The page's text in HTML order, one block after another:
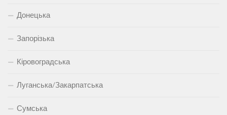
Донецька
Запорізька
Кіровоградська
Луганська/Закарпатська
Сумська